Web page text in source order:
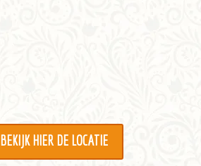
BEKIJK HIER DE LOCATIE